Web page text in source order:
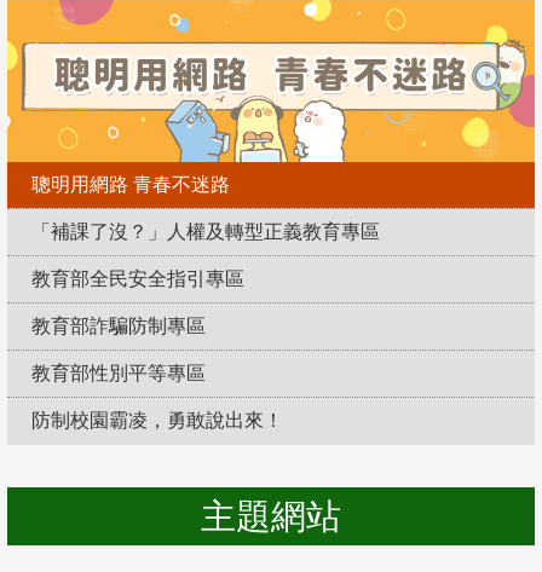
聰明用網路 青春不迷路
「補課了沒？」人權及轉型正義教育專區
教育部全民安全指引專區
教育部詐騙防制專區
教育部性別平等專區
防制校園霸凌，勇敢說出來！
主題網站